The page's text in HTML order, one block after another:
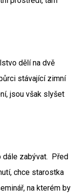
dělí na dvě
stávající zimní
jsou však slyšet
dále zabývat. Před
chce starostka
na kterém by